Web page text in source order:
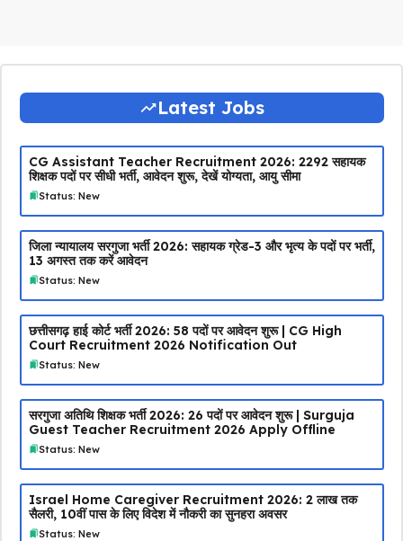
Latest Jobs
CG Assistant Teacher Recruitment 2026: 2292 सहायक
शिक्षक पदों पर सीधी भर्ती, आवेदन शुरू, देखें योग्यता, आयु सीमा
Status: New
जिला न्यायालय सरगुजा भर्ती 2026: सहायक ग्रेड-3 और भृत्य के पदों पर भर्ती,
13 अगस्त तक करें आवेदन
Status: New
छत्तीसगढ़ हाई कोर्ट भर्ती 2026: 58 पदों पर आवेदन शुरू | CG High
Court Recruitment 2026 Notification Out
Status: New
सरगुजा अतिथि शिक्षक भर्ती 2026: 26 पदों पर आवेदन शुरू | Surguja
Guest Teacher Recruitment 2026 Apply Offline
Status: New
Israel Home Caregiver Recruitment 2026: ₹2 लाख तक
सैलरी, 10वीं पास के लिए विदेश में नौकरी का सुनहरा अवसर
Status: New